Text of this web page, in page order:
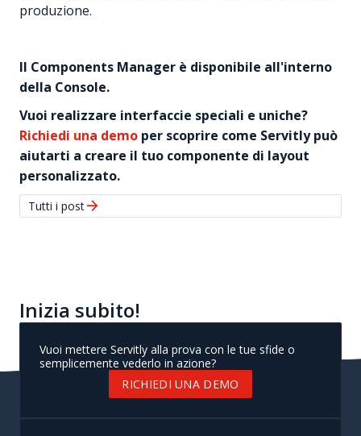
produzione.
Il Components Manager è disponibile all'interno
della Console.
Vuoi realizzare interfaccie speciali e uniche?
Richiedi una demo per scoprire come Servitly può
aiutarti a creare il tuo componente di layout
personalizzato.
Tutti i postARROW_FORWARD
Inizia subito!
Vuoi mettere Servitly alla prova con le tue sfide o
semplicemente vederlo in azione?
RICHIEDI UNA DEMO